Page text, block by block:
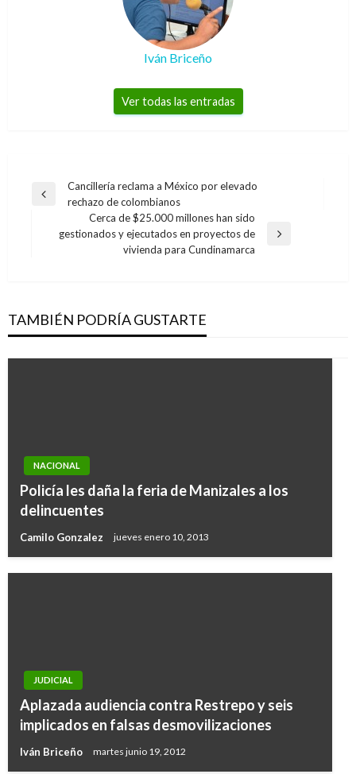
Iván Briceño
Ver todas las entradas
Navegación
entradas
Entrada
Cancillería reclama a México por elevado
rechazo de colombianos
Entrada
Cerca de $25.000 millones han sido
gestionados y ejecutados en proyectos de
vivienda para Cundinamarca
TAMBIÉN PODRÍA GUSTARTE
NACIONAL
Policía les daña la feria de Manizales a los
delincuentes
Camilo Gonzalez jueves enero 10, 2013
JUDICIAL
Aplazada audiencia contra Restrepo y seis
implicados en falsas desmovilizaciones
Iván Briceño martes junio 19, 2012